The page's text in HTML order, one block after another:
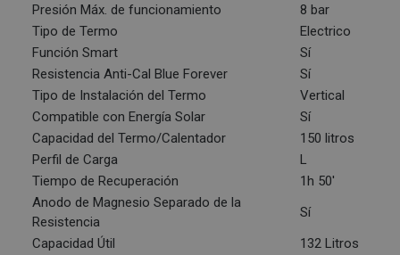
Presión Máx. de funcionamiento
8 bar
Tipo de Termo
Electrico
Función Smart
Sí
Resistencia Anti-Cal Blue Forever
Sí
Tipo de Instalación del Termo
Vertical
Compatible con Energía Solar
Sí
Capacidad del Termo/Calentador
150 litros
Perfil de Carga
L
Tiempo de Recuperación
1h 50'
Anodo de Magnesio Separado de la
Resistencia
Sí
Capacidad Útil
132 Litros